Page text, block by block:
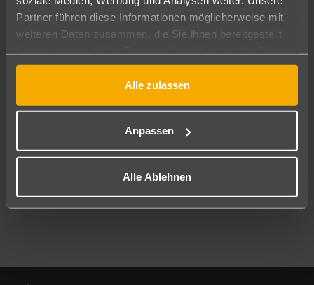
Partner führen diese Informationen möglicherweise mit
weiteren Daten zusammen, die Sie ihnen bereitgestellt
gesammelt haben.
Alle zulassen
Anpassen
Alle Ablehnen
Abflughafen
Alle Abflughäfen
09.08.26–07.08.27 7-21 Nächte
Mehr Filter anzeigen